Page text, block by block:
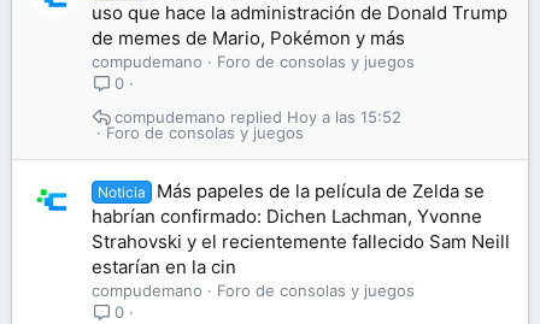
uso que hace la administración de Donald Trump
de memes de Mario, Pokémon y más
compudemano
Foro de consolas y juegos
0
Foro de consolas y juegos
Hoy a las 15:52
compudemano
Noticia
Más papeles de la película de Zelda se
habrían confirmado: Dichen Lachman, Yvonne
Strahovski y el recientemente fallecido Sam Neill
estarían en la cin
compudemano
Foro de consolas y juegos
0